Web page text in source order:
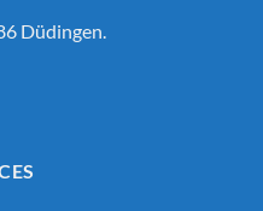
Düdingen.